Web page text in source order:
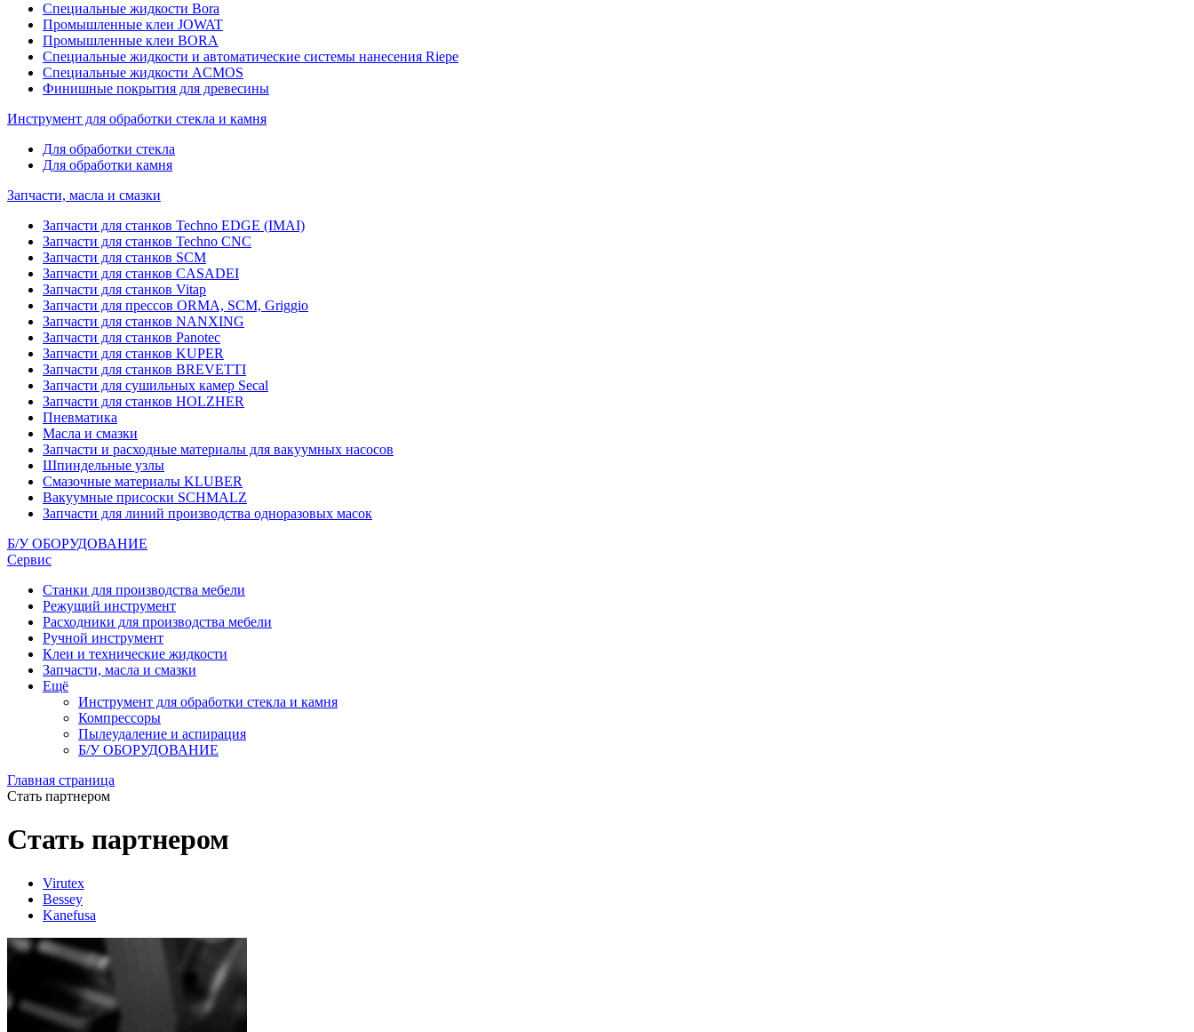
Специальные жидкости Bora
Промышленные клеи JOWAT
Промышленные клеи BORA
Специальные жидкости и автоматические системы нанесения Riepe
Специальные жидкости ACMOS
Финишные покрытия для древесины
Инструмент для обработки стекла и камня
Для обработки стекла
Для обработки камня
Запчасти, масла и смазки
Запчасти для станков Techno EDGE (IMAI)
Запчасти для станков Techno CNC
Запчасти для станков SCM
Запчасти для станков CASADEI
Запчасти для станков Vitap
Запчасти для прессов ORMA, SCM, Griggio
Запчасти для станков NANXING
Запчасти для станков Panotec
Запчасти для станков KUPER
Запчасти для станков BREVETTI
Запчасти для сушильных камер Secal
Запчасти для станков HOLZHER
Пневматика
Масла и смазки
Запчасти и расходные материалы для вакуумных насосов
Шпиндельные узлы
Смазочные материалы KLUBER
Вакуумные присоски SCHMALZ
Запчасти для линий производства одноразовых масок
Б/У ОБОРУДОВАНИЕ
Сервис
Станки для производства мебели
Режущий инструмент
Расходники для производства мебели
Ручной инструмент
Клеи и технические жидкости
Запчасти, масла и смазки
Ещё
Инструмент для обработки стекла и камня
Компрессоры
Пылеудаление и аспирация
Б/У ОБОРУДОВАНИЕ
Главная страница
Стать партнером
Стать партнером
Virutex
Bessey
Kanefusa